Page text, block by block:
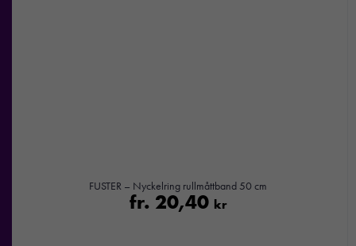
FUSTER – Nyckelring rullmåttband 50 cm
fr. 20,40 kr